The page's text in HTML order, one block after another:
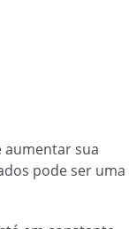
aumentar sua
pode ser uma